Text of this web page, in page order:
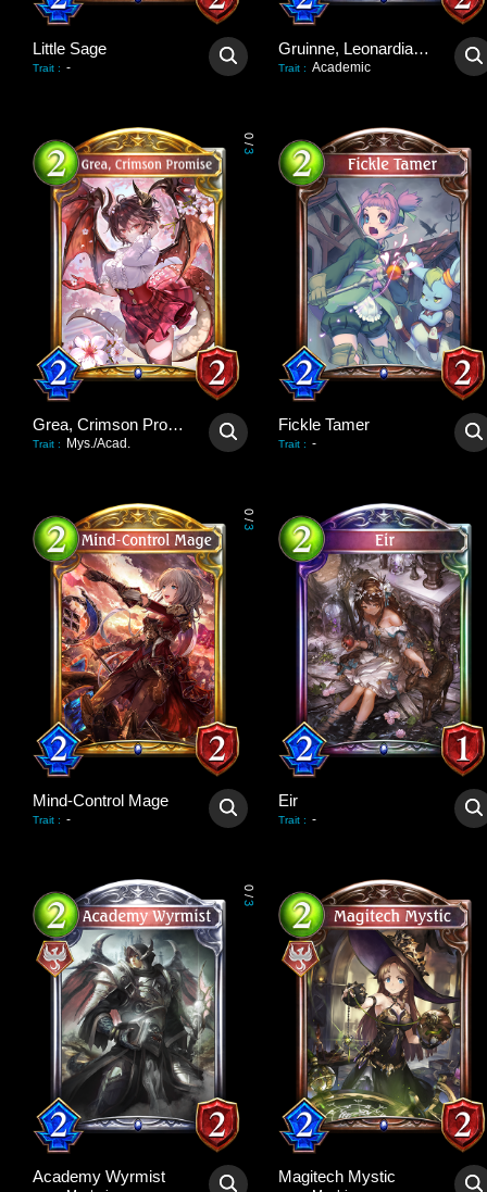
Little Sage
Trait : -
Gruinne, Leonardian Provost
Trait : Academic
0
/
3
Grea, Crimson Promise
Trait : Mys./Acad.
Fickle Tamer
Trait : -
0
/
3
Mind-Control Mage
Trait : -
Eir
Trait : -
0
/
3
Academy Wyrmist Magitech Mystic